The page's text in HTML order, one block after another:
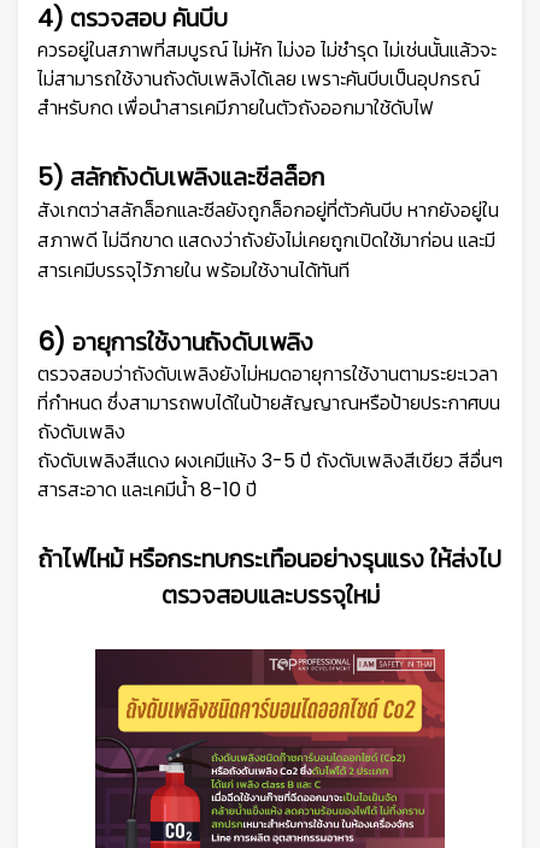
4) ตรวจสอบ คันบีบ
ควรอยู่ในสภาพที่สมบูรณ์ ไม่หัก ไม่งอ ไม่ชำรุด ไม่เช่นนั้นแล้วจะ
ไม่สามารถใช้งานถังดับเพลิงได้เลย เพราะคันบีบเป็นอุปกรณ์
สำหรับกด เพื่อนำสารเคมีภายในตัวถังออกมาใช้ดับไฟ
5) สลักถังดับเพลิงและซีลล็อก
สังเกตว่าสลักล็อกและซีลยังถูกล็อกอยู่ที่ตัวคันบีบ หากยังอยู่ใน
สภาพดี ไม่ฉีกขาด แสดงว่าถังยังไม่เคยถูกเปิดใช้มาก่อน และมี
สารเคมีบรรจุไว้ภายใน พร้อมใช้งานได้ทันที
6) อายุการใช้งานถังดับเพลิง
ตรวจสอบว่าถังดับเพลิงยังไม่หมดอายุการใช้งานตามระยะเวลา
ที่กำหนด ซึ่งสามารถพบได้ในป้ายสัญญาณหรือป้ายประกาศบน
ถังดับเพลิง
ถังดับเพลิงสีแดง ผงเคมีแห้ง 3-5 ปี ถังดับเพลิงสีเขียว สีอื่นๆ
สารสะอาด และเคมีน้ำ 8-10 ปี
ถ้าไฟไหม้ หรือกระทบกระเทือนอย่างรุนแรง ให้ส่งไป
ตรวจสอบและบรรจุใหม่